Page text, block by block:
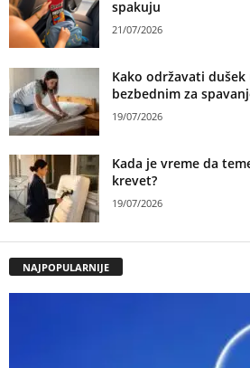
spakuju
21/07/2026
Kako održavati
bezbednim za
19/07/2026
Kada je vreme da
krevet?
19/07/2026
NAJPOPULARNIJE